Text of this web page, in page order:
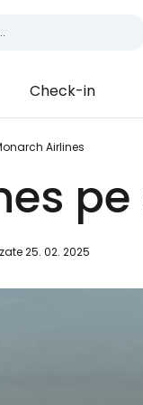
Check-in
Airlines
25. 02. 2025